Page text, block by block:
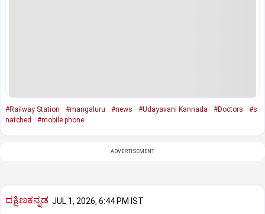
#Railway Station #mangaluru #news #Udayavani Kannada #Doctors
#s
natched
#mobile phone
ADVERTISEMENT
ದಕ್ಷಿಣಕನ್ನಡ JUL 1, 2026, 6:44 PM IST